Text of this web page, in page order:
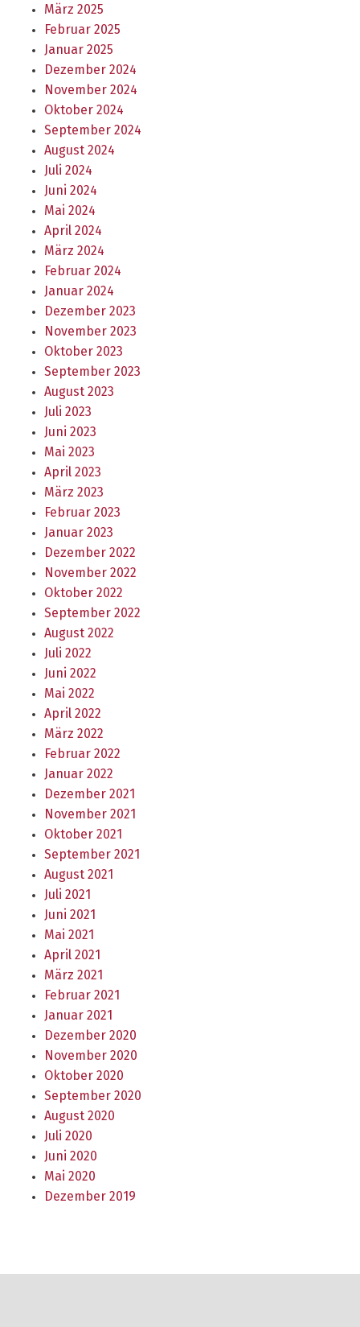
März 2025
Februar 2025
Januar 2025
Dezember 2024
November 2024
Oktober 2024
September 2024
August 2024
Juli 2024
Juni 2024
Mai 2024
April 2024
März 2024
Februar 2024
Januar 2024
Dezember 2023
November 2023
Oktober 2023
September 2023
August 2023
Juli 2023
Juni 2023
Mai 2023
April 2023
März 2023
Februar 2023
Januar 2023
Dezember 2022
November 2022
Oktober 2022
September 2022
August 2022
Juli 2022
Juni 2022
Mai 2022
April 2022
März 2022
Februar 2022
Januar 2022
Dezember 2021
November 2021
Oktober 2021
September 2021
August 2021
Juli 2021
Juni 2021
Mai 2021
April 2021
März 2021
Februar 2021
Januar 2021
Dezember 2020
November 2020
Oktober 2020
September 2020
August 2020
Juli 2020
Juni 2020
Mai 2020
Dezember 2019